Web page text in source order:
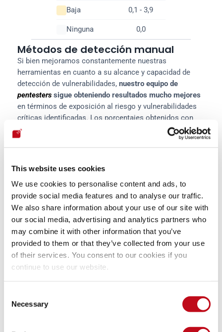
This website uses cookies
We use cookies to personalise content and ads, to
provide social media features and to analyse our traffic.
We also share information about your use of our site with
our social media, advertising and analytics partners who
may combine it with other information that you’ve
provided to them or that they’ve collected from your use
of their services. You consent to our cookies if you
continue to use our website.
Selection
Necessary
Baja 0,1 - 3,9
Ninguna 0,0
Métodos de detección manual
Si bien mejoramos constantemente nuestras
herramientas en cuanto a su alcance y capacidad de
detección de vulnerabilidades,
pentesters sigue obteniendo resultados mucho mejores
en términos de exposición al riesgo y vulnerabilidades
críticas identificadas. Los porcentajes obtenidos con
sus pruebas manuales variaron poco en los periodos
comparados.
71,4% 71,1%
/ Exposición al riesgo
97,1%98,9%
/ Vulnerabilidades críticas
Remediación de vulnerabilidades
El tiempo medio de remediación (MTTR) de
vulnerabilidades fue de alrededor de 55 días. Esto
supone una reducción de casi un 19% en comparación
con los 68 días del año anterior. Adicionalmente, cabe
señalar que el MTTR para las vulnerabilidades de
severidad crítica se redujo en un significativo 65%.
65,0%